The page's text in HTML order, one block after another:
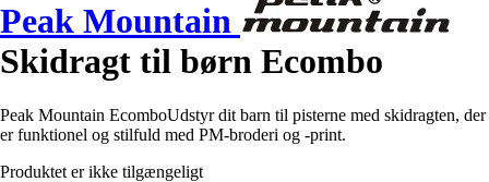
Peak Mountain
Skidragt til børn Ecombo
Peak Mountain EcomboUdstyr dit barn til pisterne med skidragten, der
er funktionel og stilfuld med PM-broderi og -print.
Produktet er ikke tilgængeligt